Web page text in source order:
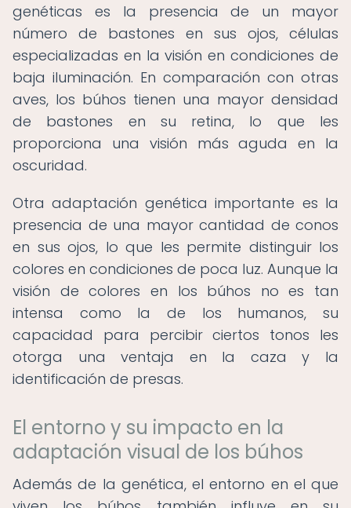
genéticas es la presencia de un mayor
número de bastones en sus ojos, células
especializadas en la visión en condiciones de
baja iluminación. En comparación con otras
aves, los búhos tienen una mayor densidad
de bastones en su retina, lo que les
proporciona una visión más aguda en la
oscuridad.
Otra adaptación genética importante es la
presencia de una mayor cantidad de conos
en sus ojos, lo que les permite distinguir los
colores en condiciones de poca luz. Aunque la
visión de colores en los búhos no es tan
intensa como la de los humanos, su
capacidad para percibir ciertos tonos les
otorga una ventaja en la caza y la
identificación de presas.
El entorno y su impacto en la
adaptación visual de los búhos
Además de la genética, el entorno en el que